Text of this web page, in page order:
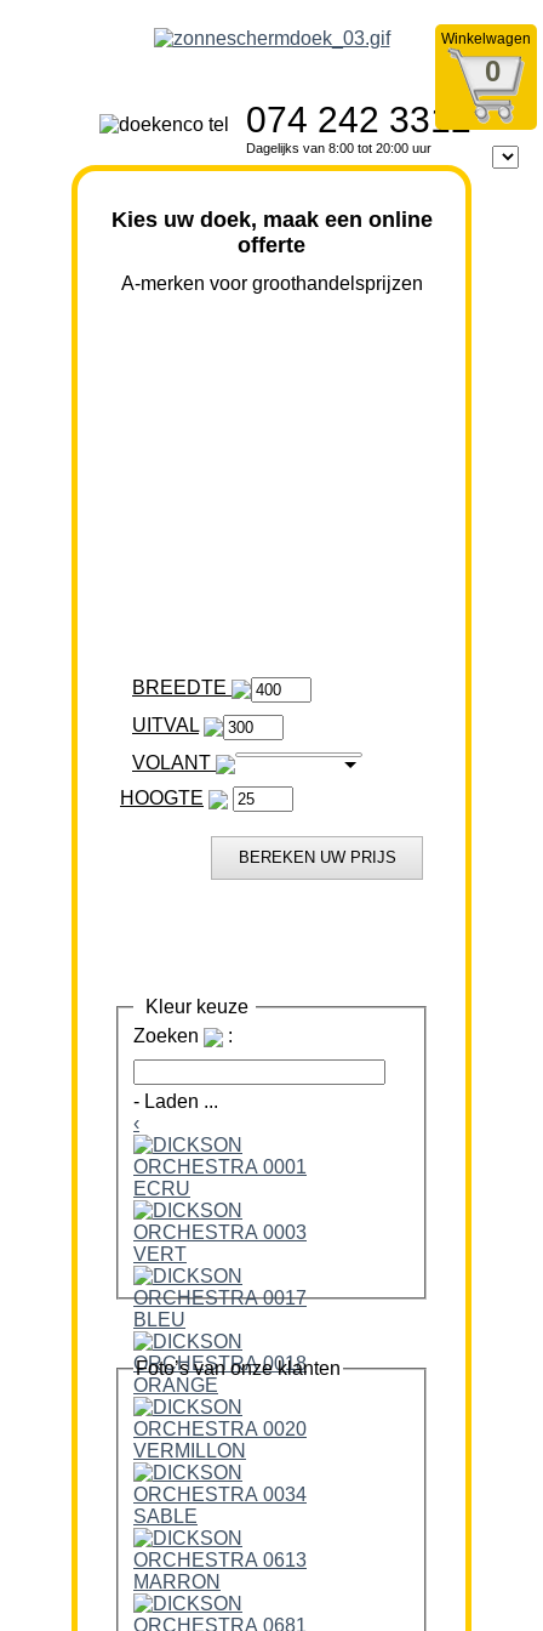
Winkelwagen
0
074 242 3312
Dagelijks van 8:00 tot 20:00 uur
Kies uw doek, maak een online
offerte
A-merken voor groothandelsprijzen
BREEDTE
VOLANT
HOOGTE
Kleur keuze
Zoeken
:
- Laden ...
‹
Foto’s van onze klanten